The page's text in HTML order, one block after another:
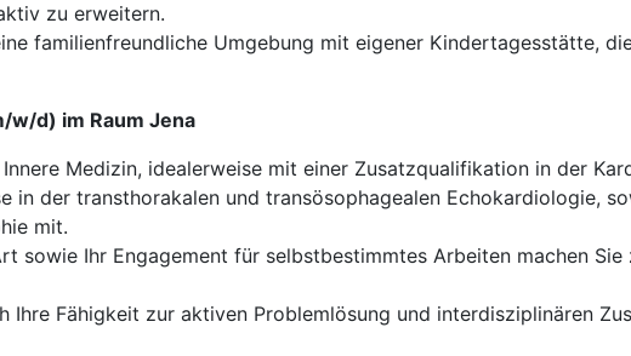
zu erweitern.
familienfreundliche Umgebung mit eigener Kindertagesstätte,
w/d) im Raum Jena
Medizin, idealerweise mit einer Zusatzqualifikation in der
in der transthorakalen und transösophagealen Echokardiologie,
mit.
sowie Ihr Engagement für selbstbestimmtes Arbeiten machen
Ihre Fähigkeit zur aktiven Problemlösung und interdisziplinären